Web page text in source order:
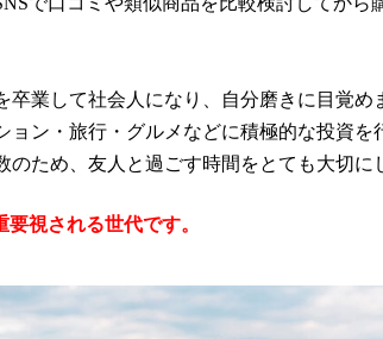
卒業して社会人になり、自分磨きに目覚め
ョン・旅行・グルメなどに積極的な投資を
のため、友人と過ごす時間をとても大切に
視される世代です。